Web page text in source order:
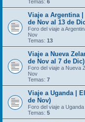
Temas: 6
Viaje a Argentina
de Nov al 13 de
Foro del viaje a
Nov
Temas: 13
Viaje a Nueva
de Nov al 7 de Dic)
Foro del viaje a Nueva
Nov
Temas: 7
Viaje a Uganda |
de Nov)
Foro del viaje a
Temas: 5